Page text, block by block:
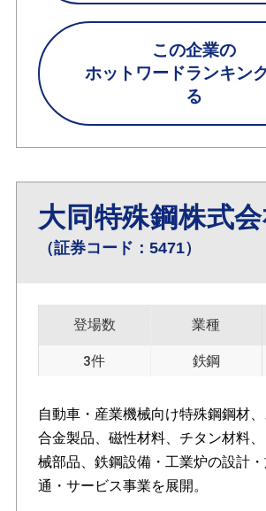
この企業の
ホットワードランキン
る
大同特殊鋼株式
（証券コード：5471）
登場数
3件
業種
鉄鋼
自動車・産業機械向け特殊鋼鋼材
合金製品、磁性材料、チタン材料
械部品、鉄鋼設備・工業炉の設計
通・サービス事業を展開。